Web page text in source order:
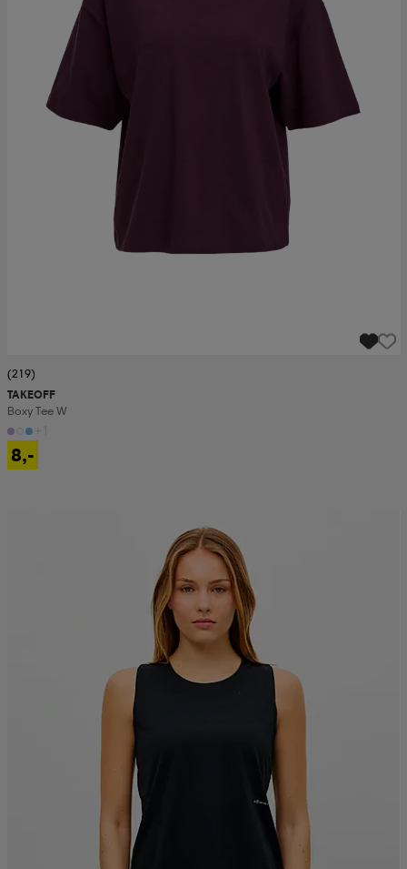
(219)
TAKEOFF
Boxy Tee W
8,-